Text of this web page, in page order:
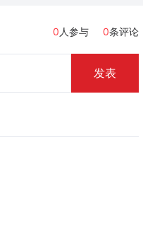
0 人参与 0条评论
发表